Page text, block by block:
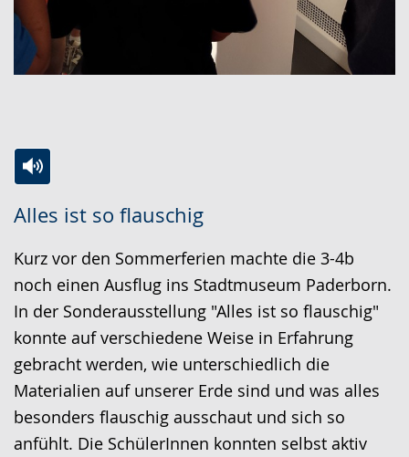
Alles ist so flauschig
Leichten
Sprache
wechseln.
Audio-
Unterstützung.
Video
in
Deutscher
Gebärdensprache
wird
angezeigt.
Kurz vor den Sommerferien machte die 3-4b
noch einen Ausflug ins Stadtmuseum Paderborn.
In der Sonderausstellung "Alles ist so flauschig"
konnte auf verschiedene Weise in Erfahrung
gebracht werden, wie unterschiedlich die
Materialien auf unserer Erde sind und was alles
besonders flauschig ausschaut und sich so
anfühlt. Die SchülerInnen konnten selbst aktiv